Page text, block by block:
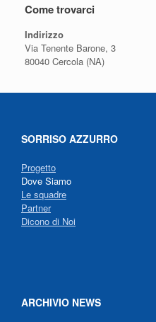
Come trovarci
Indirizzo
Via Tenente Barone, 3
80040 Cercola (NA)
SORRISO AZZURRO
Progetto
Dove Siamo
Le squadre
Partner
Dicono di Noi
ARCHIVIO NEWS